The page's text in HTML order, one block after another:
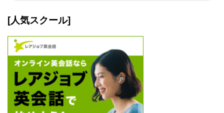
[人気スクール]